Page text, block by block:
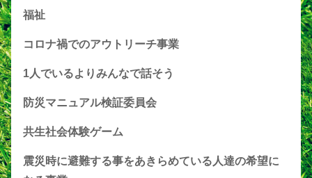
福祉
コロナ禍でのアウトリーチ事業
1人でいるよりみんなで話そう
防災マニュアル検証委員会
共生社会体験ゲーム
震災時に避難する事をあきらめている人達の希望に